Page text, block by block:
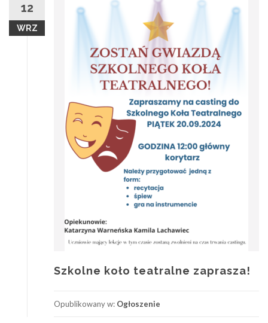
12
WRZ
Szkolne koło teatralne zaprasza!
Opublikowany w: Ogłoszenie